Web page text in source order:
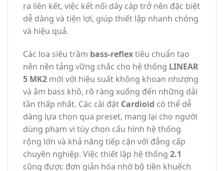
ra liên kết, việc kết nối dây cáp trở nên đặc biệt
dễ dàng và tiện lợi, giúp thiết lập nhanh chóng
và hiệu quả.
Các loa siêu trầm bass-reflextiêu chuẩn tạo
nên nền tảng vững chắc cho hệ thống LINEAR
5 MK2 mới với hiệu suất không khoan nhượng
và âm bass khô, rõ ràng xuống đến những dải
tần thấp nhất. Các cài đặt Cardioid có thể dễ
dàng lựa chọn qua preset, mang lại cho người
dùng phạm vi tùy chọn cấu hình hệ thống
rộng lớn và khả năng tiếp cận với đẳng cấp
chuyên nghiệp. Việc thiết lập hệ thống 2.1
cũng được đơn giản hóa nhờ bộ tiền khuếch